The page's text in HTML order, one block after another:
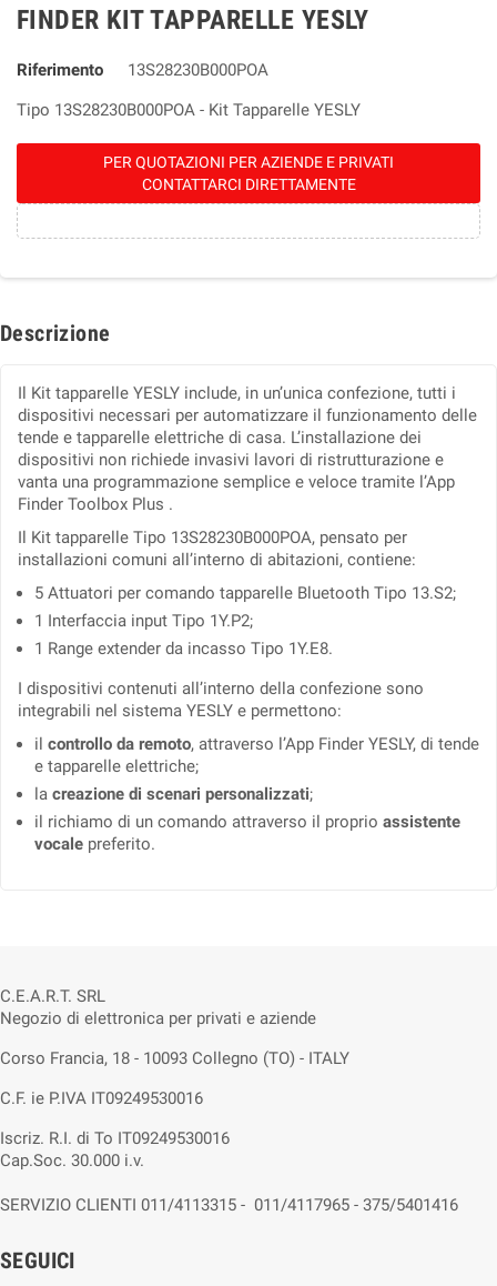
FINDER KIT TAPPARELLE YESLY
Riferimento
13S28230B000POA
Tipo 13S28230B000POA - Kit Tapparelle YESLY
PER QUOTAZIONI PER AZIENDE E PRIVATI
CONTATTARCI DIRETTAMENTE
Descrizione
Il Kit tapparelle YESLY include, in un’unica confezione, tutti i
dispositivi necessari per automatizzare il funzionamento delle
tende e tapparelle elettriche di casa. L’installazione dei
dispositivi non richiede invasivi lavori di ristrutturazione e
vanta una programmazione semplice e veloce tramite l’App
Finder Toolbox Plus .
Il Kit tapparelle Tipo 13S28230B000POA, pensato per
installazioni comuni all’interno di abitazioni, contiene:
5 Attuatori per comando tapparelle Bluetooth Tipo 13.S2;
1 Interfaccia input Tipo 1Y.P2;
1 Range extender da incasso Tipo 1Y.E8.
I dispositivi contenuti all’interno della confezione sono
integrabili nel sistema YESLY e permettono:
il controllo da remoto, attraverso l’App Finder YESLY, di tende
e tapparelle elettriche;
la creazione di scenari personalizzati;
il richiamo di un comando attraverso il proprio assistente
vocale preferito.
C.E.A.R.T. SRL
Negozio di elettronica per privati e aziende
Corso Francia, 18 - 10093 Collegno (TO) - ITALY
C.F. ie P.IVA IT09249530016
Iscriz. R.I. di To IT09249530016
Cap.Soc. 30.000 i.v.
SERVIZIO CLIENTI 011/4113315 - 011/4117965 - 375/5401416
SEGUICI